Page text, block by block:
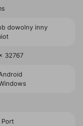
dowolny inny
32767
Port